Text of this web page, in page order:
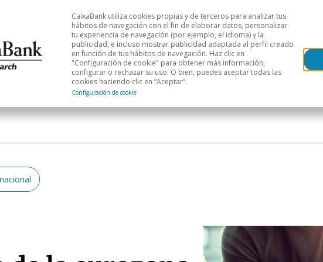
y mercados Análisis sectorial Áreas geográficas
CaixaBank utiliza cookies propias y de terceros para analizar tus
hábitos de navegación con el fin de elaborar datos, personalizar
tu experiencia de navegación (por ejemplo, el idioma) y la
publicidad, e incluso mostrar publicidad adaptada al perfil creado
en función de tus hábitos de navegación. Haz clic en
"Configuración de cookie" para obtener más información,
configurar o rechazar su uso. O bien, puedes aceptar todas las
cookies haciendo clic en “Aceptar”.
Configuración de cookie